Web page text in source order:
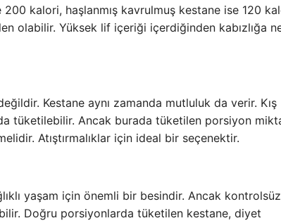
kalori, haşlanmış kavrulmuş kestane ise 120
olabilir. Yüksek lif içeriği içerdiğinden kabızlığa
Kestane aynı zamanda mutluluk da verir. Kış
tüketilebilir. Ancak burada tüketilen porsiyon
Atıştırmalıklar için ideal bir seçenektir.
yaşam için önemli bir besindir. Ancak kontrolsüz
Doğru porsiyonlarda tüketilen kestane, diyet